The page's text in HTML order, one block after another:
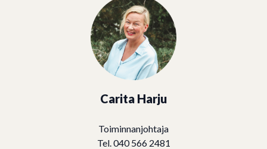
Carita Harju
Toiminnanjohtaja
Tel. 040 566 2481